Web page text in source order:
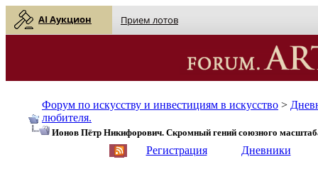
AI Аукцион Прием лотов
Форум по искусству и инвестициям в искусство >
любителя.
Ионов Пётр Никифорович. Скромный гений союзного
Регистрация Дневники